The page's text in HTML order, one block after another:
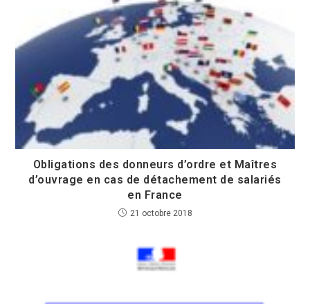
Obligations des donneurs d’ordre et Maîtres
d’ouvrage en cas de détachement de salariés
en France
21 octobre 2018